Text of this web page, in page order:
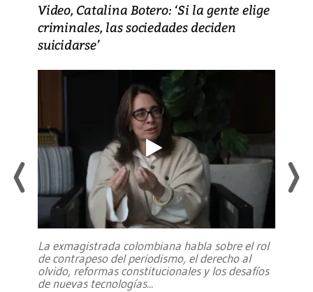
Video, Catalina Botero: ‘Si la gente elige
criminales, las sociedades deciden
suicidarse’
La exmagistrada colombiana habla sobre el rol
de contrapeso del periodismo, el derecho al
olvido, reformas constitucionales y los desafíos
de nuevas tecnologías...